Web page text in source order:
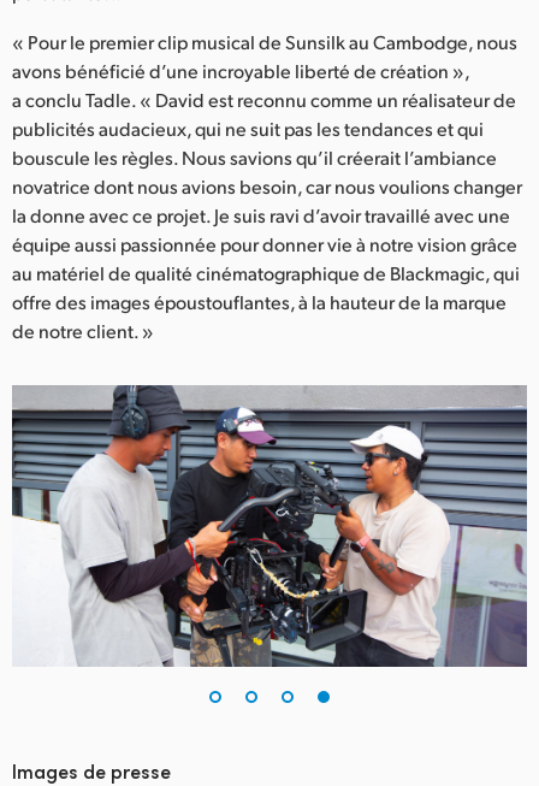
« Pour le premier clip musical de Sunsilk au Cambodge, nous
avons bénéficié d’une incroyable liberté de création »,
a conclu Tadle. « David est reconnu comme un réalisateur de
publicités audacieux, qui ne suit pas les tendances et qui
bouscule les règles. Nous savions qu’il créerait l’ambiance
novatrice dont nous avions besoin, car nous voulions changer
la donne avec ce projet. Je suis ravi d’avoir travaillé avec une
équipe aussi passionnée pour donner vie à notre vision grâce
au matériel de qualité cinématographique de Blackmagic, qui
offre des images époustouflantes, à la hauteur de la marque
de notre client. »
Images de presse